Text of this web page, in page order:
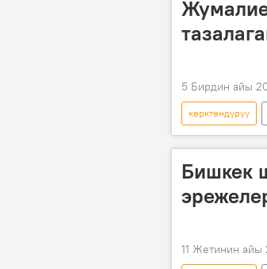
5 Бирдин айы
көрктөндүрүү
Жаныбек
Бишкек
11 Жетинин